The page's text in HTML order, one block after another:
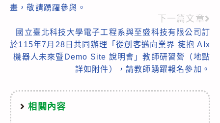
畫，敬請踴躍參與。
下一篇文章
國立臺北科技大學電子工程系與至盛科技有限公司訂
於115年7月28日共同辦理「從創客邁向業界 擁抱 AIx
機器人未來暨Demo Site 說明會」教師研習營（地點
詳如附件），請教師踴躍報名參加。
相關內容